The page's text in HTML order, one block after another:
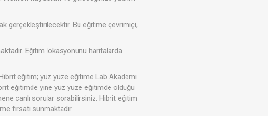
gerçekleştirilecektir. Bu eğitime çevrimiçi,
Eğitim lokasyonunu haritalarda
eğitim; yüz yüze eğitime Lab Akademi
eğitimde yine yüz yüze eğitimde olduğu
canlı sorular sorabilirsiniz. Hibrit eğitim
fırsatı sunmaktadır.